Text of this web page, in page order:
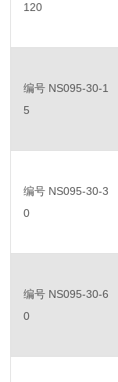
120
编号 NS095-30-1
5
编号 NS095-30-3
0
编号 NS095-30-6
0